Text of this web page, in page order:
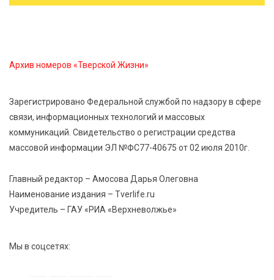
5 Авг 2026 14:44 250
5 Авг 2026 14:32 386
Топ-4 направлений: какие специальности стали
самыми популярными у абитуриентов в 2026 году
5 Авг 2026 14:02 1126
В Введенской церкви Торжка завершился важный
этап реставрации
Архив номеров «Тверской Жизни»
Зарегистрировано Федеральной службой по надзору в сфере
связи, информационных технологий и массовых
коммуникаций. Свидетельство о регистрации средства
массовой информации ЭЛ №ФС77-40675 от 02 июля 2010г.
Главный редактор – Амосова Дарья Олеговна
Наименование издания – Tverlife.ru
Учредитель – ГАУ «РИА «Верхневолжье»
Мы в соцсетях: